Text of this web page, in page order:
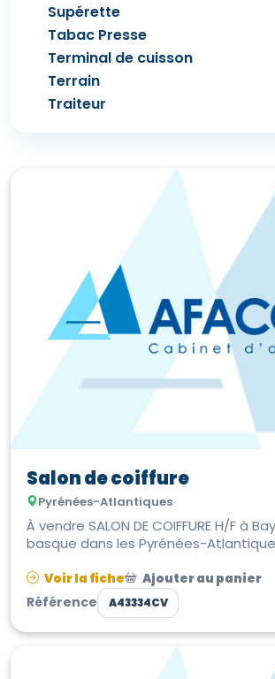
Supérette
Tabac Presse
Terminal de cuisson
Terrain
Traiteur
Salon de coiffure
Pyrénées-Atlantiques
À vendre SALON DE COIFFURE H/F à
basque dans les Pyrénées-
Voir la fiche Ajouter au panier
Référence A43334CV